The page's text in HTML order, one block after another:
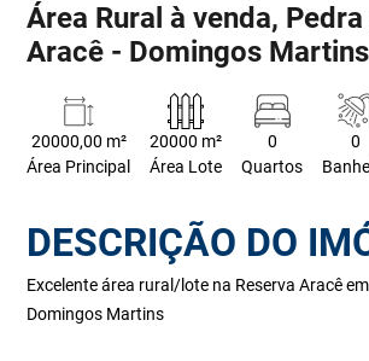
Área Rural à venda,
Aracê - Domingos
20000,00 m²
Área Principal
20000 m²
Área Lote
0
Quartos
0
DESCRIÇÃO DO
Excelente área rural/lote na Reserva Aracê
Domingos Martins